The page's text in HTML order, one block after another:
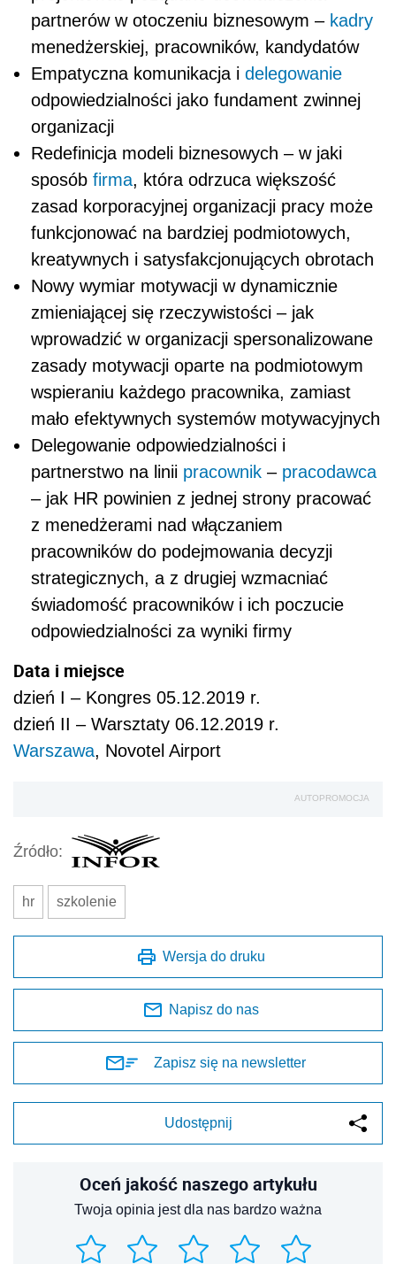
partnerów w otoczeniu biznesowym – kadry
menedżerskiej, pracowników, kandydatów
Empatyczna komunikacja i delegowanie
odpowiedzialności jako fundament zwinnej
organizacji
Redefinicja modeli biznesowych – w jaki
sposób firma, która odrzuca większość
zasad korporacyjnej organizacji pracy może
funkcjonować na bardziej podmiotowych,
kreatywnych i satysfakcjonujących obrotach
Nowy wymiar motywacji w dynamicznie
zmieniającej się rzeczywistości – jak
wprowadzić w organizacji spersonalizowane
zasady motywacji oparte na podmiotowym
wspieraniu każdego pracownika, zamiast
mało efektywnych systemów motywacyjnych
Delegowanie odpowiedzialności i
partnerstwo na linii pracownik – pracodawca
– jak HR powinien z jednej strony pracować
z menedżerami nad włączaniem
pracowników do podejmowania decyzji
strategicznych, a z drugiej wzmacniać
świadomość pracowników i ich poczucie
odpowiedzialności za wyniki firmy
Data i miejsce
dzień I – Kongres 05.12.2019 r.
dzień II – Warsztaty 06.12.2019 r.
Warszawa, Novotel Airport
AUTOPROMOCJA
Źródło:
hr szkolenie
Wersja do druku
Napisz do nas
Zapisz się na newsletter
Udostępnij
Oceń jakość naszego artykułu
Twoja opinia jest dla nas bardzo ważna